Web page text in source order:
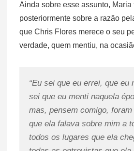
Ainda sobre esse assunto, Maria
posteriormente sobre a razão
que Chris Flores merece o seu
verdade, quem mentiu, na
“Eu sei que eu errei, que eu
sei que eu menti naquela
mas, pensem comigo,
que ela falava sobre mim a
todos os lugares que ela